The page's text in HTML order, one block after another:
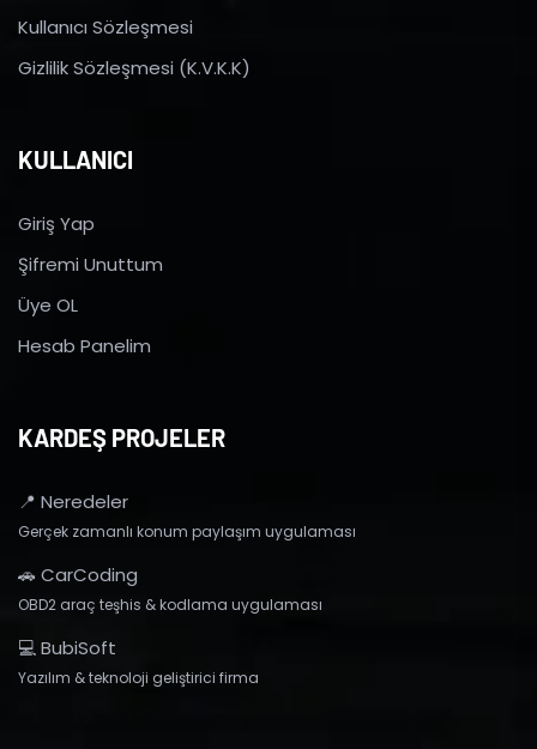
Kullanıcı Sözleşmesi
Gizlilik Sözleşmesi (K.V.K.K)
KULLANICI
Giriş Yap
Şifremi Unuttum
Üye OL
Hesab Panelim
KARDEŞ PROJELER
📍 Neredeler
Gerçek zamanlı konum paylaşım uygulaması
🚗 CarCoding
OBD2 araç teşhis & kodlama uygulaması
💻 BubiSoft
Yazılım & teknoloji geliştirici firma